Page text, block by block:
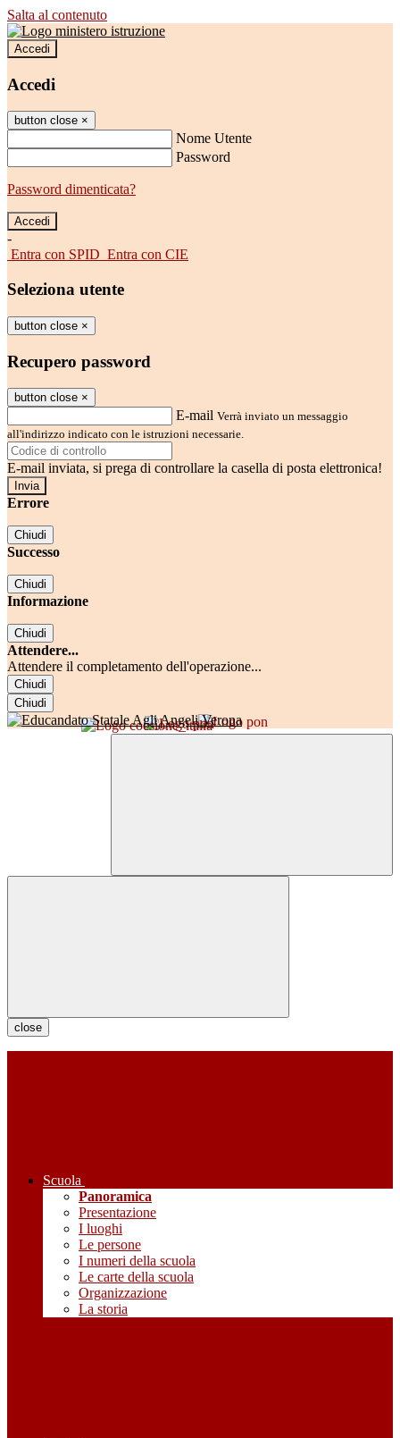
Salta al contenuto
Accedi
Accedi
button close ×
Nome Utente
Password
Password dimenticata?
-
Entra con SPID Entra con CIE
Seleziona utente
button close ×
Recupero password
button close ×
E-mail Verrà inviato un messaggio
all'indirizzo indicato con le istruzioni necessarie.
E-mail inviata, si prega di controllare la casella di posta elettronica!
Errore
Chiudi
Successo
Chiudi
Informazione
Chiudi
Attendere...
Attendere il completamento dell'operazione...
Chiudi
Chiudi
close
Scuola
Panoramica
Presentazione
I luoghi
Le persone
I numeri della scuola
Le carte della scuola
Organizzazione
La storia